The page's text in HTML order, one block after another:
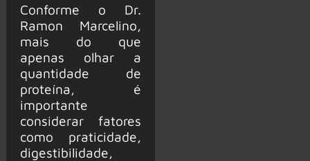
Conforme o Dr.
Ramon Marcelino,
mais do que
apenas olhar a
quantidade de
proteína, é
importante
considerar fatores
como praticidade,
digestibilidade,